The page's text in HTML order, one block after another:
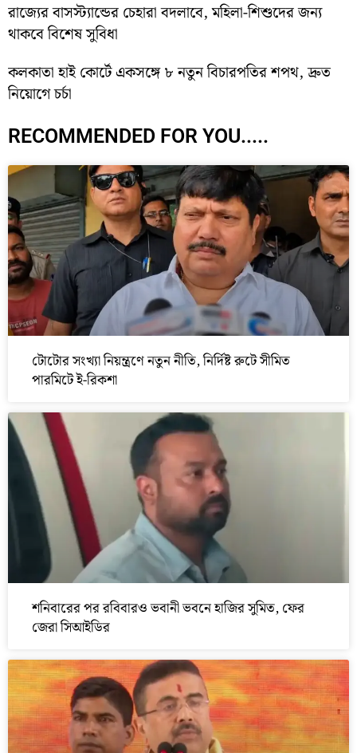
রাজ্যের বাসস্ট্যান্ডের চেহারা বদলাবে, মহিলা-শিশুদের জন্য
থাকবে বিশেষ সুবিধা
কলকাতা হাই কোর্টে একসঙ্গে ৮ নতুন বিচারপতির শপথ, দ্রুত
নিয়োগে চর্চা
RECOMMENDED FOR YOU.....
টোটোর সংখ্যা নিয়ন্ত্রণে নতুন নীতি, নির্দিষ্ট রুটে সীমিত
পারমিটে ই-রিকশা
শনিবারের পর রবিবারও ভবানী ভবনে হাজির সুমিত, ফের
জেরা সিআইডির